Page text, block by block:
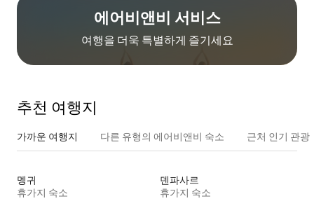
에어비앤비 서비스
여행을 더욱 특별하게 즐기세요
추천 여행지
가까운 여행지 다른 유형의 에어비앤비 숙소 근처 인기 관광
멩귀
휴가지 숙소
덴파사르
휴가지 숙소